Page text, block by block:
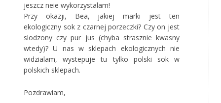
jeszcz neie wykorzystalam!
Przy okazji, Bea, jakiej marki jest ten
ekologiczny sok z czarnej porzeczki? Czy on jest
slodzony czy pur jus (chyba strasznie kwasny
wtedy)? U nas w sklepach ekologicznych nie
widzialam, wystepuje tu tylko polski sok w
polskich sklepach.
Pozdrawiam,